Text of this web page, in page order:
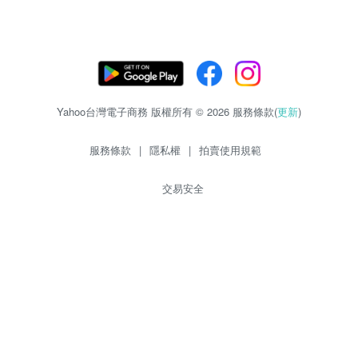
Yahoo台灣電子商務 版權所有 © 2026 服務條款(更新)
服務條款 | 隱私權 | 拍賣使用規範
交易安全